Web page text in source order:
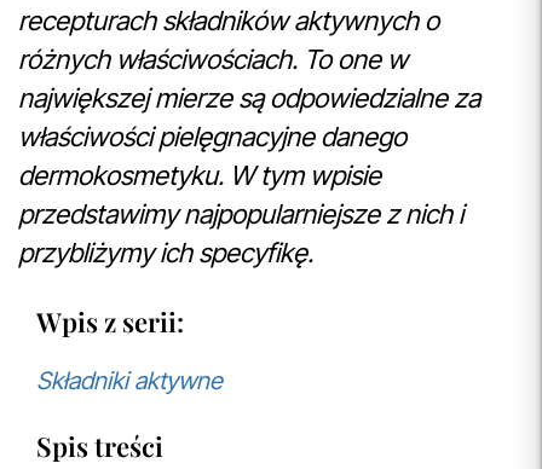
recepturach składników aktywnych o
różnych właściwościach. To one w
największej mierze są odpowiedzialne za
właściwości pielęgnacyjne danego
dermokosmetyku. W tym wpisie
przedstawimy najpopularniejsze z nich i
przybliżymy ich specyfikę.
Wpis z serii:
Składniki aktywne
Spis treści